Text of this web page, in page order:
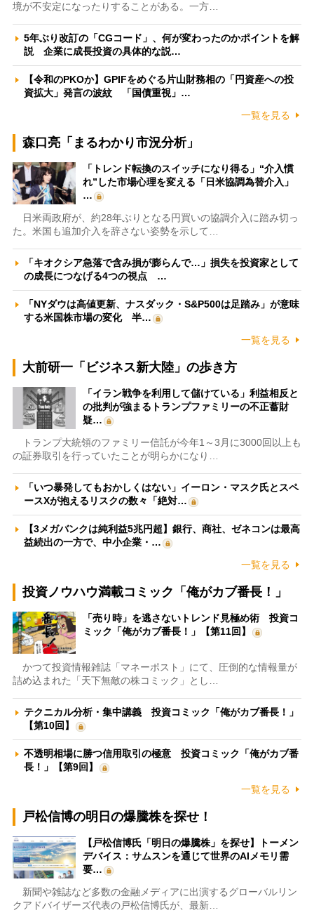
境が不安定になったりすることがある。一方…
5年ぶり改訂の「CGコード」、何が変わったのかポイントを解
説 企業に成長投資の具体的な説…
【令和のPKOか】GPIFをめぐる片山財務相の「円資産への投
資拡大」発言の波紋 「国債重視」…
一覧を見る
森口亮「まるわかり市況分析」
「トレンド転換のスイッチになり得る」“介入慣
れ”した市場心理を変える「日米協調為替介入」
…
日米両政府が、約28年ぶりとなる円買いの協調介入に踏み切っ
た。米国も追加介入を辞さない姿勢を示して…
「キオクシア急落で含み損が膨らんで…」損失を投資家として
の成長につなげる4つの視点 …
「NYダウは高値更新、ナスダック・S&P500は足踏み」が意味
する米国株市場の変化 半…
一覧を見る
大前研一「ビジネス新大陸」の歩き方
「イラン戦争を利用して儲けている」利益相反と
の批判が強まるトランプファミリーの不正蓄財
疑…
トランプ大統領のファミリー信託が今年1～3月に3000回以上も
の証券取引を行っていたことが明らかになり…
「いつ暴発してもおかしくはない」イーロン・マスク氏とスペ
ースXが抱えるリスクの数々「絶対…
【3メガバンクは純利益5兆円超】銀行、商社、ゼネコンは最高
益続出の一方で、中小企業・…
一覧を見る
投資ノウハウ満載コミック「俺がカブ番長！」
「売り時」を逃さないトレンド見極め術 投資コ
ミック「俺がカブ番長！」【第11回】
かつて投資情報雑誌「マネーポスト」にて、圧倒的な情報量が
詰め込まれた「天下無敵の株コミック」とし…
テクニカル分析・集中講義 投資コミック「俺がカブ番長！」
【第10回】
不透明相場に勝つ信用取引の極意 投資コミック「俺がカブ番
長！」【第9回】
一覧を見る
戸松信博の明日の爆騰株を探せ！
【戸松信博氏「明日の爆騰株」を探せ】トーメン
デバイス：サムスンを通じて世界のAIメモリ需
要…
新聞や雑誌など多数の金融メディアに出演するグローバルリン
クアドバイザーズ代表の戸松信博氏が、最新…